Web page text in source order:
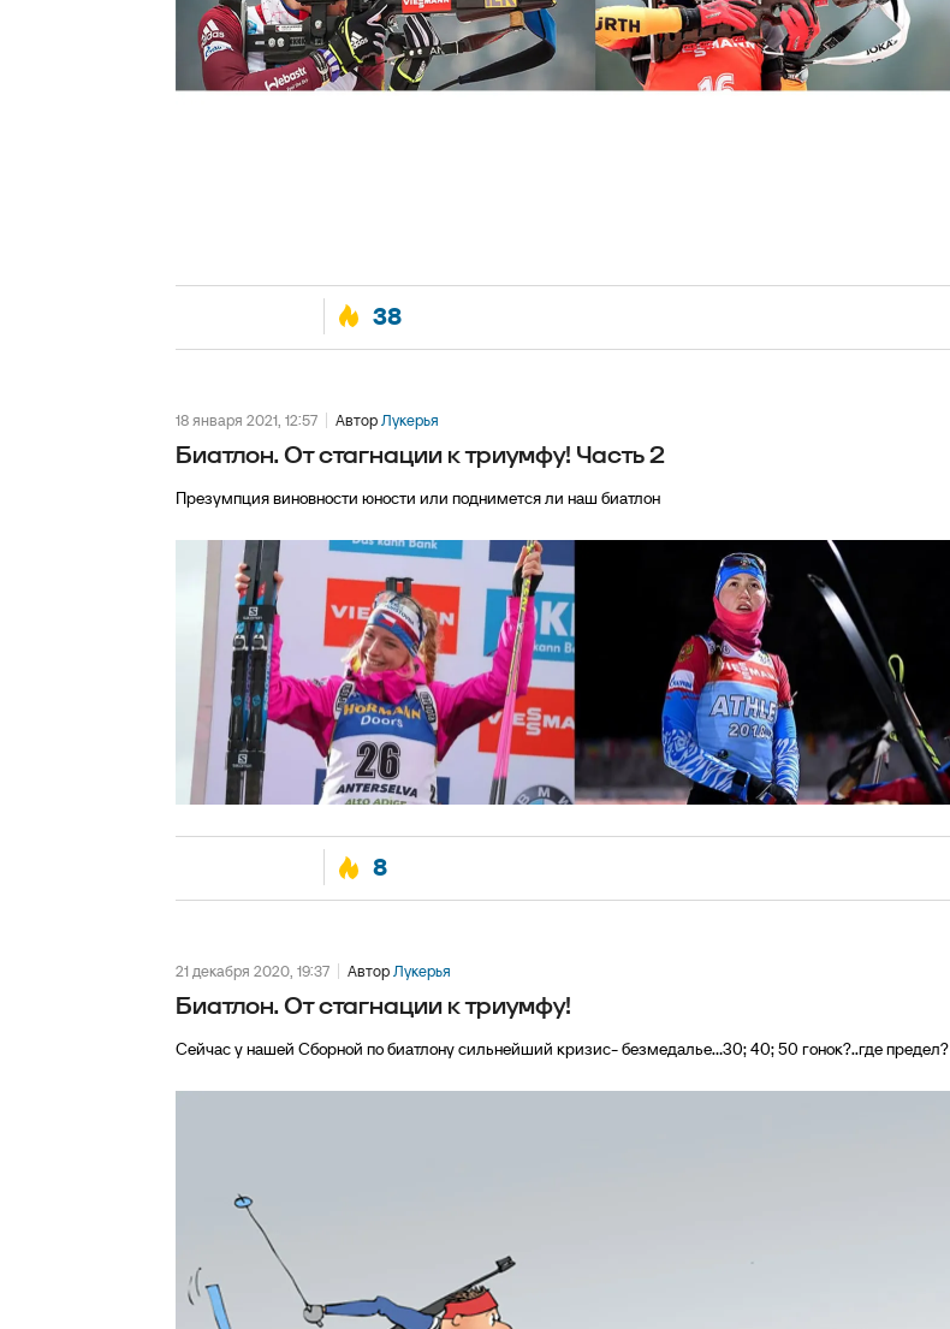
38
18 января 2021, 12:57 АвторЛукерья
Биатлон. От стагнации к триумфу! Часть 2
Презумпция виновности юности или поднимется ли наш биатлон
8
21 декабря 2020, 19:37 АвторЛукерья
Биатлон. От стагнации к триумфу!
Сейчас у нашей Сборной по биатлону сильнейший кризис- безмедалье...30; 40; 50 гонок?..где предел?